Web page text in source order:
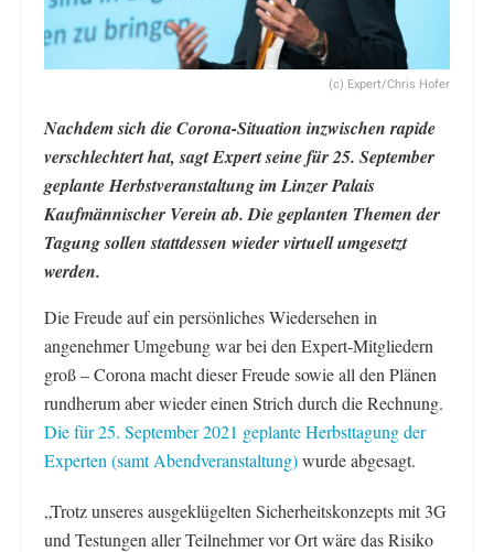
(c) Expert/Chris Hofer
Nachdem sich die Corona-Situation inzwischen rapide
verschlechtert hat, sagt Expert seine für 25. September
geplante Herbstveranstaltung im Linzer Palais
Kaufmännischer Verein ab. Die geplanten Themen der
Tagung sollen stattdessen wieder virtuell umgesetzt
werden.
Die Freude auf ein persönliches Wiedersehen in
angenehmer Umgebung war bei den Expert-Mitgliedern
groß – Corona macht dieser Freude sowie all den Plänen
rundherum aber wieder einen Strich durch die Rechnung.
Die für 25. September 2021 geplante Herbsttagung der
Experten (samt Abendveranstaltung)wurde abgesagt.
„Trotz unseres ausgeklügelten Sicherheitskonzepts mit 3G
und Testungen aller Teilnehmer vor Ort wäre das Risiko